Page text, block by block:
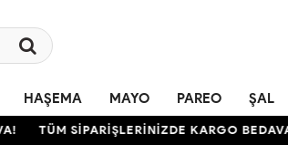
HAŞEMA MAYO PAREO ŞAL
TÜM SİPARİŞLERİNİZDE KARGO BEDAVA!